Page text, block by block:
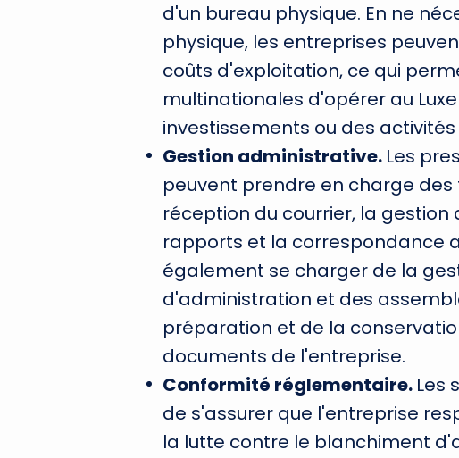
d'un bureau physique. En ne
physique, les entreprises
coûts d'exploitation, ce qui
multinationales d'opérer au
investissements ou des
Gestion administrative. Les
peuvent prendre en charge
réception du courrier, la
rapports et la correspondance
également se charger de la
d'administration et des
préparation et de la
documents de l'entreprise.
Conformité réglementaire. Les
de s'assurer que l'entreprise
la lutte contre le blanchiment